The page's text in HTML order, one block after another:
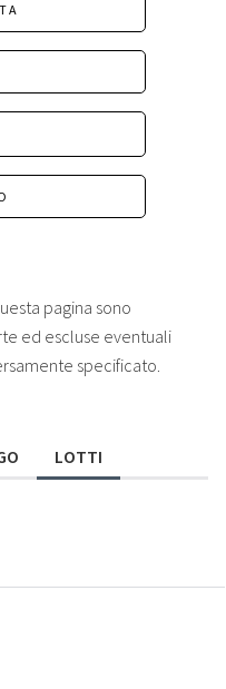
pagina sono
ed escluse eventuali
specificato.
LOTTI